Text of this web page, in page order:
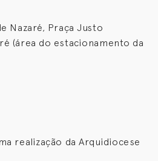
Nazaré, Praça Justo
(área do estacionamento da
realização da Arquidiocese